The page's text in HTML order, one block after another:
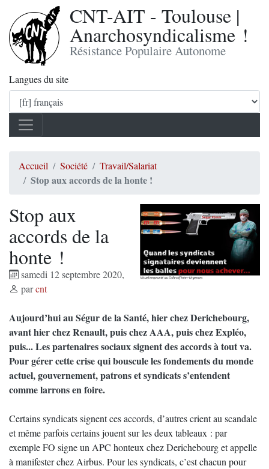
CNT-AIT - Toulouse |
Anarchosyndicalisme !
Résistance Populaire Autonome
Langues du site
Accueil Société Travail/Salariat
Stop aux accords de la honte !
Stop aux
accords de la
honte !
samedi 12 septembre 2020,
parcnt
Aujourd’hui au Ségur de la Santé, hier chez Derichebourg,
avant hier chez Renault, puis chez AAA, puis chez Expléo,
puis... Les partenaires sociaux signent des accords à tout va.
Pour gérer cette crise qui bouscule les fondements du monde
actuel, gouvernement, patrons et syndicats s’entendent
comme larrons en foire.
Certains syndicats signent ces accords, d’autres crient au scandale
et même parfois certains jouent sur les deux tableaux : par
exemple FO signe un APC honteux chez Derichebourg et appelle
à manifester chez Airbus. Pour les syndicats, c’est chacun pour